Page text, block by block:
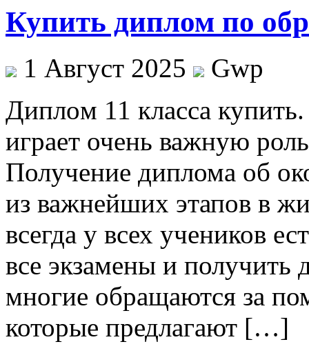
Купить диплом по
1 Август 2025
Gwp
Диплoм 11 клaссa
играет очень важную
Получение диплома об
из важнейших этапов в
всегда у всех учеников
все экзамены и получить
многие обращаются за
которые предлагают […]